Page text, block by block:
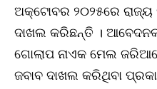
ଅକ୍ଟୋବର ୨୦୨୫ରେ ରାଜ୍ୟ
ଦାଖଲ କରିଛନ୍ତି ।
ଗୋଲାପ ନାଏକ ମେଲ
ଜବାବ ଦାଖଲ କରିଥିବା